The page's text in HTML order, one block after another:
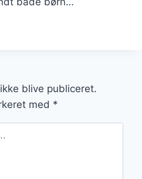
blive publiceret.
med *